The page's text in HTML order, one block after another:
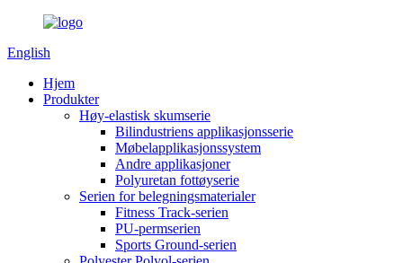
English
Hjem
Produkter
Høy-elastisk skumserie
Bilindustriens applikasjonsserie
Møbelapplikasjonssystem
Andre applikasjoner
Polyuretan fottøyserie
Serien for belegningsmaterialer
Fitness Track-serien
PU-permserien
Sports Ground-serien